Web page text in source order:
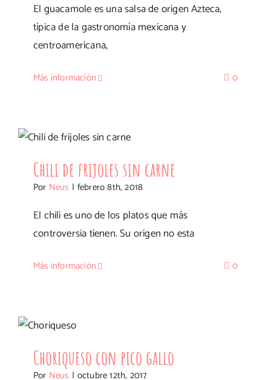
El guacamole es una salsa de origen Azteca,
típica de la gastronomía mexicana y
centroamericana,
Más información 0
Chili de frijoles sin carne
Chili de frijoles sin carne
Por Neus | febrero 8th, 2018
El chili es uno de los platos que más
controversia tienen. Su origen no esta
Más información 0
Choriqueso con pico gallo
Choriqueso con pico gallo
Por Neus | octubre 12th, 2017